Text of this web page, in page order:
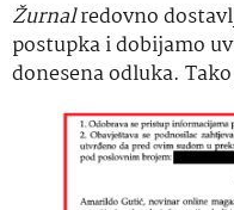
Žurnalredovno
postupka i dobijamo
donesena odluka.